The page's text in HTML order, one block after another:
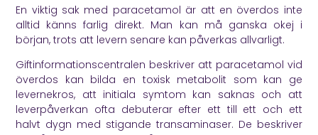
En viktig sak med paracetamol är att en överdos inte
alltid känns farlig direkt. Man kan må ganska okej i
början, trots att levern senare kan påverkas allvarligt.
Giftinformationscentralen beskriver att paracetamol vid
överdos kan bilda en toxisk metabolit som kan ge
levernekros, att initiala symtom kan saknas och att
leverpåverkan ofta debuterar efter ett till ett och ett
halvt dygn med stigande transaminaser. De beskriver